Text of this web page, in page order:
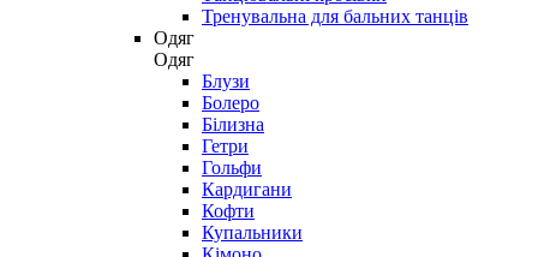
Тренувальна для бальних танців
Одяг
Одяг
Блузи
Болеро
Білизна
Гетри
Гольфи
Кардигани
Кофти
Купальники